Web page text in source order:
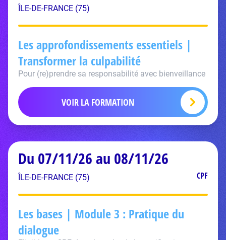
ÎLE-DE-FRANCE (75)
Les approfondissements essentiels |
Transformer la culpabilité
Pour (re)prendre sa responsabilité avec bienveillance
VOIR LA FORMATION
Du 07/11/26 au 08/11/26
ÎLE-DE-FRANCE (75) CPF
Les bases | Module 3 : Pratique du
dialogue